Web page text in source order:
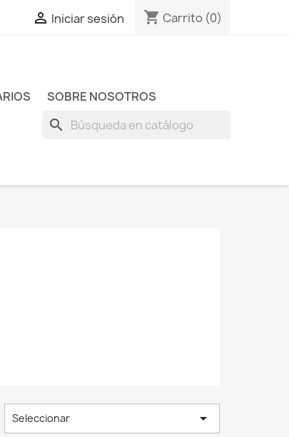
 Iniciar sesión shopping_cart Carrito (0)
SOBRE NOSOTROS
search
Seleccionar 